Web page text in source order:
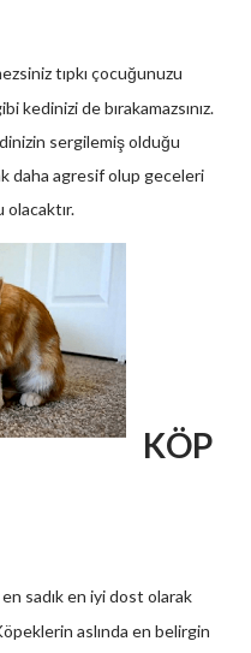
tıpkı çocuğunuzu
kedinizi de bırakamazsınız.
sergilemiş olduğu
daha agresif olup geceleri
olacaktır.
KÖP
sadık en iyi dost olarak
aslında en belirgin